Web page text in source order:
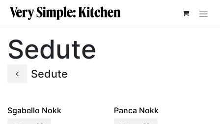
Sedute
Sedute
Sgabello Nokk
Panca Nokk